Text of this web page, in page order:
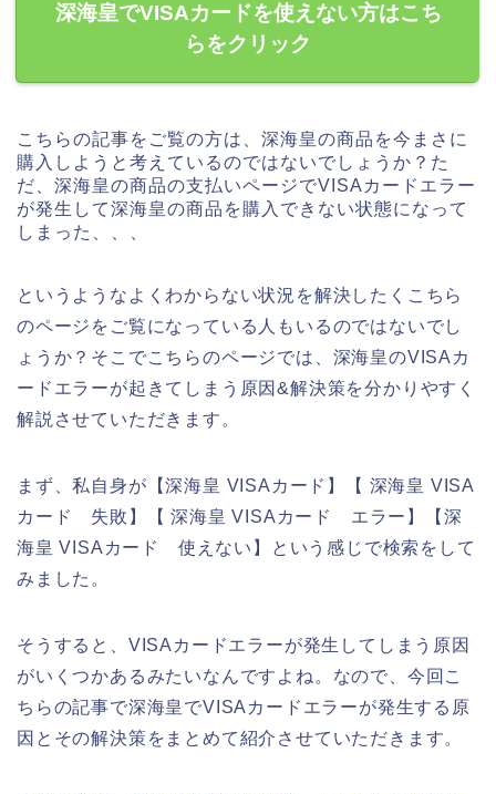
深海皇でVISAカードを使えない方はこち
らをクリック
こちらの記事をご覧の方は、深海皇の商品を今まさに
購入しようと考えているのではないでしょうか？た
だ、深海皇の商品の支払いページでVISAカードエラー
が発生して深海皇の商品を購入できない状態になって
しまった、、、
というようなよくわからない状況を解決したくこちら
のページをご覧になっている人もいるのではないでし
ょうか？そこでこちらのページでは、深海皇のVISAカ
ードエラーが起きてしまう原因&解決策を分かりやすく
解説させていただきます。
まず、私自身が【深海皇 VISAカード】【 深海皇 VISA
カード 失敗】【 深海皇 VISAカード エラー】【深
海皇 VISAカード 使えない】という感じで検索をして
みました。
そうすると、VISAカードエラーが発生してしまう原因
がいくつかあるみたいなんですよね。なので、今回こ
ちらの記事で深海皇でVISAカードエラーが発生する原
因とその解決策をまとめて紹介させていただきます。